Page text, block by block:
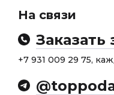
На связи
Заказать
+7 931 009 29 75,